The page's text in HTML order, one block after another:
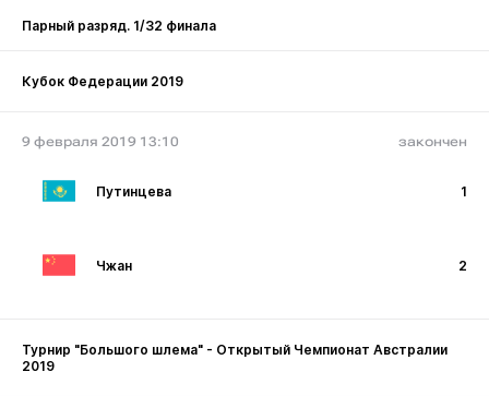
Парный разряд. 1/32 финала
Кубок Федерации 2019
9 февраля 2019 13:10 закончен
Путинцева 1
Чжан 2
Турнир "Большого шлема" - Открытый Чемпионат Австралии
2019